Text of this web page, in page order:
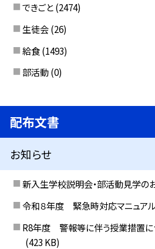
できごと (2474)
生徒会 (26)
給食 (1493)
部活動 (0)
配布文書
お知らせ
新入生学校説明会・部活動見学の
令和８年度 緊急時対応マニュア
R8年度 警報等に伴う授業措置に
(423 KB)